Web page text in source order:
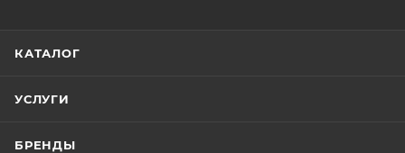
КАТАЛОГ
УСЛУГИ
БРЕНДЫ